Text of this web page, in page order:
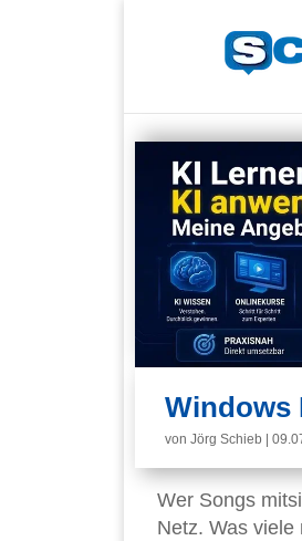
Windows
von Jörg Schieb
Wer Songs
Netz. Was viele